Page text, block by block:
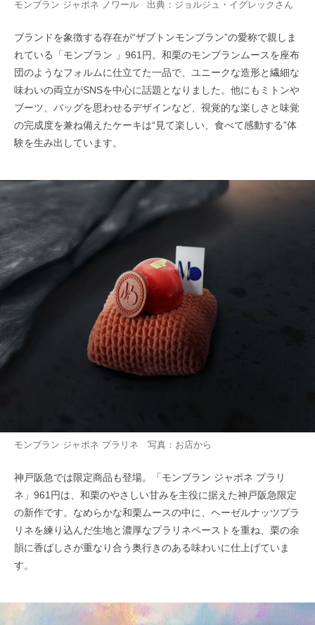
モンブラン ジャポネ ノワール 出典： ジョルジュ・イグレック さん
ブランドを象徴する存在が“ザブトンモンブラン”の愛称で親しま
れている「モンブラン 」961円。和栗のモンブランムースを座布
団のようなフォルムに仕立てた一品で、ユニークな造形と繊細な
味わいの両立がSNSを中心に話題となりました。他にもミトンや
ブーツ、バッグを思わせるデザインなど、視覚的な楽しさと味覚
の完成度を兼ね備えたケーキは“見て楽しい、食べて感動する”体
験を生み出しています。
モンブラン ジャポネ プラリネ 写真：お店から
神戸阪急では限定商品も登場。「モンブラン ジャポネ プラリ
ネ」961円は、和栗のやさしい甘みを主役に据えた神戸阪急限定
の新作です。なめらかな和栗ムースの中に、ヘーゼルナッツプラ
リネを練り込んだ生地と濃厚なプラリネペーストを重ね、栗の余
韻に香ばしさが重なり合う奥行きのある味わいに仕上げていま
す。